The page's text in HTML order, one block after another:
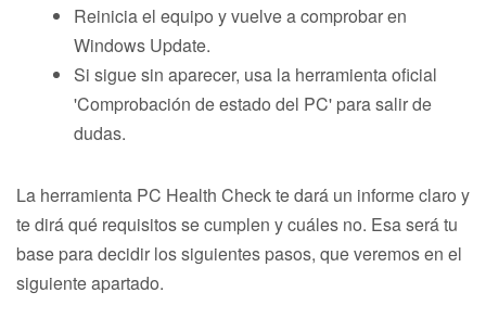
Reinicia el equipo y vuelve a comprobar en
Windows Update.
Si sigue sin aparecer, usa la herramienta oficial
'Comprobación de estado del PC' para salir de
dudas.
La herramienta PC Health Check te dará un informe claro y
te dirá qué requisitos se cumplen y cuáles no. Esa será tu
base para decidir los siguientes pasos, que veremos en el
siguiente apartado.